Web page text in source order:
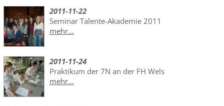
2011-11-22
Seminar Talente-Akademie 2011
mehr...
2011-11-24
Praktikum der 7N an der FH Wels
mehr...